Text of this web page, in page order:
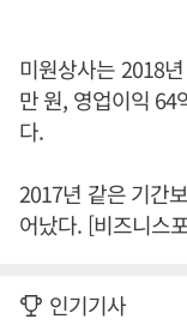
미원상사는 2018
만 원, 영업이익 64
다.
2017년 같은 기간
어났다. [비즈니스
인기기사